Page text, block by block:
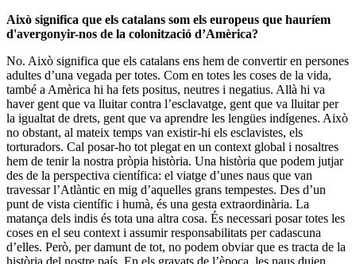
Això significa que els catalans som els europeus que hauríem
d'avergonyir-nos de la colonització d’Amèrica?
No. Això significa que els catalans ens hem de convertir en persones
adultes d’una vegada per totes. Com en totes les coses de la vida,
també a Amèrica hi ha fets positus, neutres i negatius. Allà hi va
haver gent que va lluitar contra l’esclavatge, gent que va lluitar per
la igualtat de drets, gent que va aprendre les lengües indígenes. Això
no obstant, al mateix temps van existir-hi els esclavistes, els
torturadors. Cal posar-ho tot plegat en un context global i nosaltres
hem de tenir la nostra pròpia història. Una història que podem jutjar
des de la perspectiva científica: el viatge d’unes naus que van
travessar l’Atlàntic en mig d’aquelles grans tempestes. Des d’un
punt de vista científic i humà, és una gesta extraordinària. La
matança dels indis és tota una altra cosa. És necessari posar totes les
coses en el seu context i assumir responsabilitats per cadascuna
d’elles. Però, per damunt de tot, no podem obviar que es tracta de la
història del nostre país. En els gravats de l’època, les naus duien